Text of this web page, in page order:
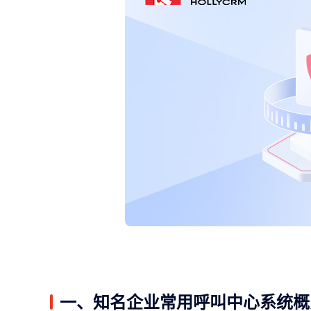
一、知名企业常用呼叫中心系统